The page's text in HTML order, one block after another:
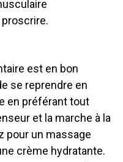
est en bon
se reprendre en
en préférant tout
et la marche à la
pour un massage
crème hydratante.